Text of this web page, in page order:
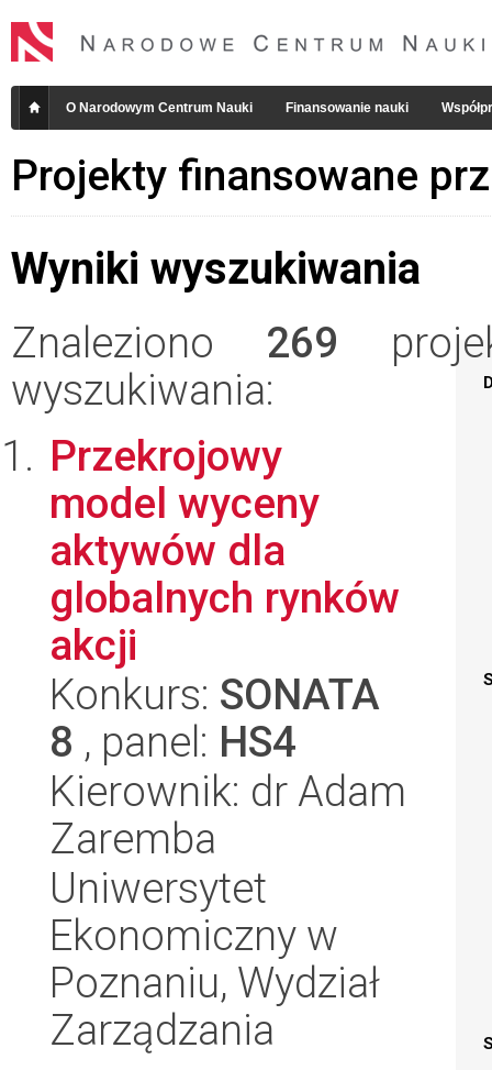
O Narodowym Centrum Nauki Finansowanie nauki
Projekty finansowane
Wyniki wyszukiwania
Znaleziono 269
wyszukiwania:
Przekrojowy
model wyceny
aktywów dla
globalnych rynków
akcji
Konkurs: SONATA
8 , panel: HS4
Kierownik: dr Adam
Zaremba
Uniwersytet
Ekonomiczny w
Poznaniu, Wydział
Zarządzania